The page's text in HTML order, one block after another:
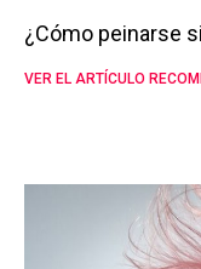
¿Cómo peinarse
VER EL ARTÍCULO